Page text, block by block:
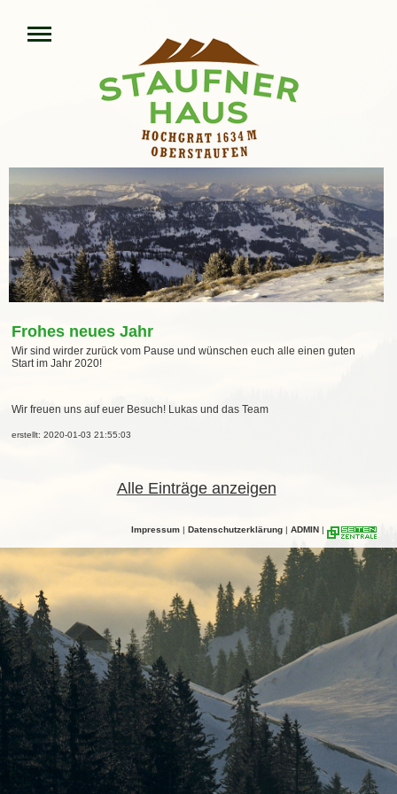
Frohes neues Jahr
Wir sind wirder zurück vom Pause und wünschen euch alle einen guten
Start im Jahr 2020!
Wir freuen uns auf euer Besuch! Lukas und das Team
erstellt: 2020-01-03 21:55:03
Alle Einträge anzeigen
Impressum | Datenschutzerklärung | ADMIN |